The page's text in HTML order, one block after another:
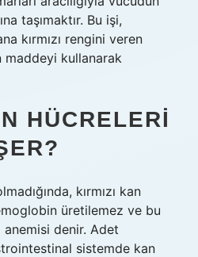
taşımaktır. Bu işi,
kırmızı rengini veren
maddeyi kullanarak
HÜCRELERI
kırmızı kan
üretilemez ve bu
denir. Adet
sistemde kan